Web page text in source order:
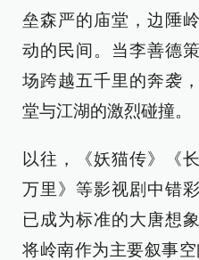
垒森严的庙堂，边陲
动的民间。当李善德
场跨越五千里的奔袭
堂与江湖的激烈碰撞。
以往，《妖猫传》《
万里》等影视剧中错
已成为标准的大唐想
将岭南作为主要叙事